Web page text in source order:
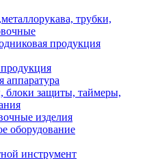
трубки,
продукция
аппаратура
блоки защиты, таймеры,
изделия
оборудование
инструмент